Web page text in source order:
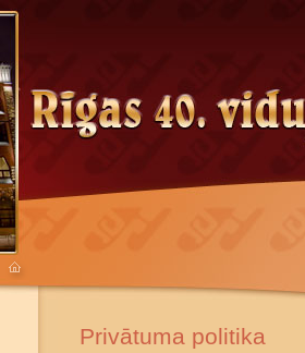
Privātuma politika